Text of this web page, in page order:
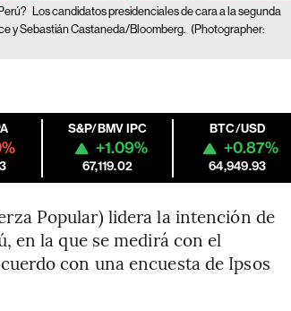
Los candidatos presidenciales de cara a la segunda
y Sebastián Castaneda/Bloomberg. (Photographer:
S&P/BMV IPC
+1.09%
67,119.02
BTC/USD
+0.87%
64,949.93
Popular) lidera la intención de
en la que se medirá con el
con una encuesta de Ipsos